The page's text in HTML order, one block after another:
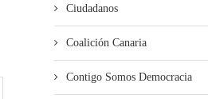
Ciudadanos
Coalición Canaria
Contigo Somos Democracia